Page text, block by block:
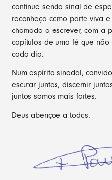
continue sendo sinal de
reconheça como parte viva
chamado a escrever, com a
capítulos de uma fé que
cada dia.
Num espírito sinodal,
escutar juntos, discernir
juntos somos mais fortes.
Deus abençoe a todos.